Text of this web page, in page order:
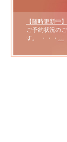
【随時更新中
ご予約状況の
す。 ・・・